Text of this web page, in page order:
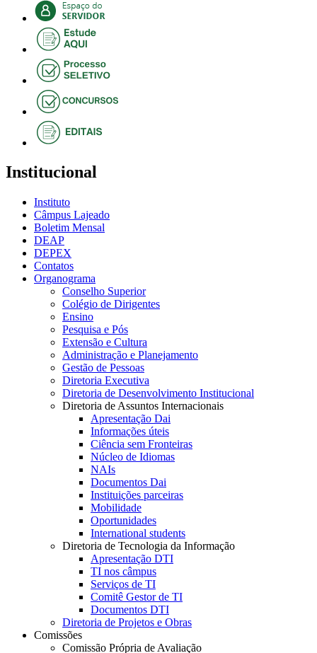
Institucional
Instituto
Câmpus Lajeado
Boletim Mensal
DEAP
DEPEX
Contatos
Organograma
Conselho Superior
Colégio de Dirigentes
Ensino
Pesquisa e Pós
Extensão e Cultura
Administração e Planejamento
Gestão de Pessoas
Diretoria Executiva
Diretoria de Desenvolvimento Institucional
Diretoria de Assuntos Internacionais
Apresentação Dai
Informações úteis
Ciência sem Fronteiras
Núcleo de Idiomas
NAIs
Documentos Dai
Instituições parceiras
Mobilidade
Oportunidades
International students
Diretoria de Tecnologia da Informação
Apresentação DTI
TI nos câmpus
Serviços de TI
Comitê Gestor de TI
Documentos DTI
Diretoria de Projetos e Obras
Comissões
Comissão Própria de Avaliação